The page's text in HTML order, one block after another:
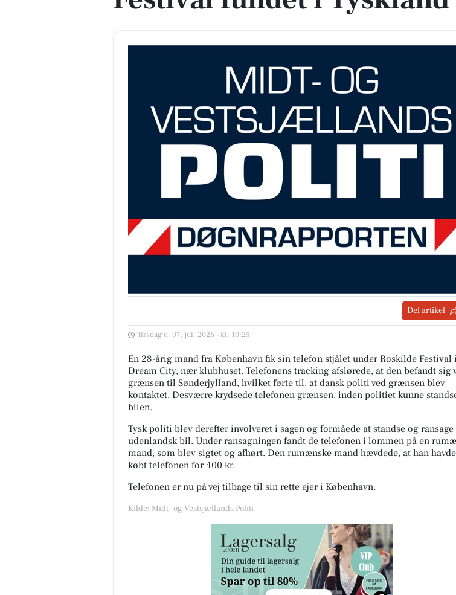
Del artikel
Tirsdag d. 07. jul. 2026 - kl. 10:25
En 28-årig mand fra København fik sin telefon stjålet under Roskilde Festival i
Dream City, nær klubhuset. Telefonens tracking afslørede, at den befandt sig
grænsen til Sønderjylland, hvilket førte til, at dansk politi ved grænsen blev
kontaktet. Desværre krydsede telefonen grænsen, inden politiet kunne
bilen.
Tysk politi blev derefter involveret i sagen og formåede at standse og ransage
udenlandsk bil. Under ransagningen fandt de telefonen i lommen på en
mand, som blev sigtet og afhørt. Den rumænske mand hævdede, at han havde
købt telefonen for 400 kr.
Telefonen er nu på vej tilbage til sin rette ejer i København.
Kilde: Midt- og Vestsjællands Politi